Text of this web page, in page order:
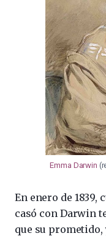
Emma Darwin
En enero de 1839,
casó con Darwin
que su prometido,